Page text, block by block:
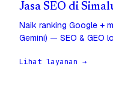
Jasa SEO di
Naik ranking Google +
Gemini) — SEO & GEO
Lihat layanan →